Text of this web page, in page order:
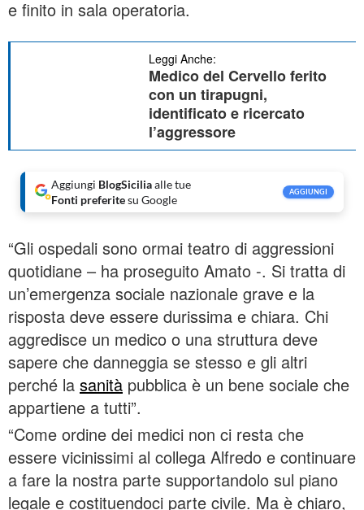
e finito in sala operatoria.
Leggi Anche:
Medico del Cervello ferito
con un tirapugni,
identificato e ricercato
l’aggressore
Aggiungi BlogSiciliaalle tue
Fonti preferitesu Google
AGGIUNGI
“Gli ospedali sono ormai teatro di aggressioni
quotidiane – ha proseguito Amato -. Si tratta di
un’emergenza sociale nazionale grave e la
risposta deve essere durissima e chiara. Chi
aggredisce un medico o una struttura deve
sapere che danneggia se stesso e gli altri
perché la sanità pubblica è un bene sociale che
appartiene a tutti”.
“Come ordine dei medici non ci resta che
essere vicinissimi al collega Alfredo e continuare
a fare la nostra parte supportandolo sul piano
legale e costituendoci parte civile. Ma è chiaro,